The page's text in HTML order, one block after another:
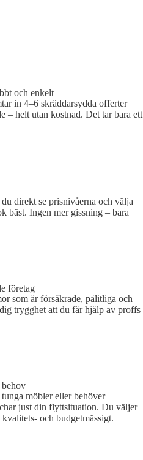
och enkelt
in 4–6 skräddarsydda offerter
– helt utan kostnad. Det tar bara ett
direkt se prisnivåerna och välja
bäst. Ingen mer gissning – bara
företag
som är försäkrade, pålitliga och
trygghet att du får hjälp av proffs
behov
möbler eller behöver
just din flyttsituation. Du väljer
och budgetmässigt.